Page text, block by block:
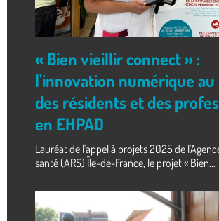
« Bien vieillir connect » :
l'innovation numérique au
des résidents et des
en EHPAD
Lauréat de l'appel à projets 2025 de
santé (ARS) Île-de-France, le projet « Bien...